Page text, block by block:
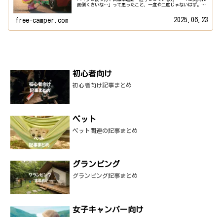
面倒くさいな…」って思ったこと、一度や二度じゃないはず。そ
free-camper.com 2025.06.23
初心者向け
初心者向け記事まとめ
ペット
ペット関連の記事まとめ
グランピング
グランピング記事まとめ
女子キャンパー向け